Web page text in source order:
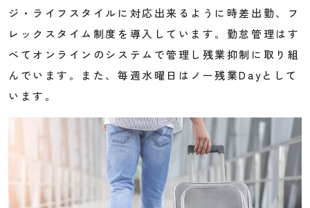
ジ・ライフスタイルに対応出来るように時差出勤、フ
レックスタイム制度を導入しています。勤怠管理はす
べてオンラインのシステムで管理し残業抑制に取り組
んでいます。また、毎週水曜日はノー残業Dayとして
います。